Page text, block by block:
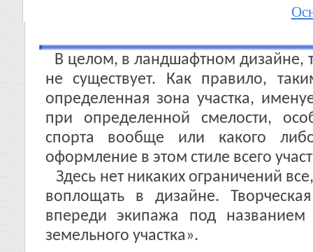
В целом, в ландшафтном дизайне,
не существует. Как правило,
определенная зона участка,
при определенной смелости,
спорта вообще или какого
оформление в этом стиле всего
Здесь нет никаких ограничений
воплощать в дизайне.
впереди экипажа под
земельного участка».